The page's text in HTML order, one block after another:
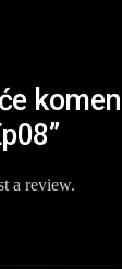
a review.